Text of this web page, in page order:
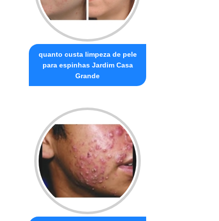
quanto custa limpeza de pele
para espinhas Jardim Casa
Grande